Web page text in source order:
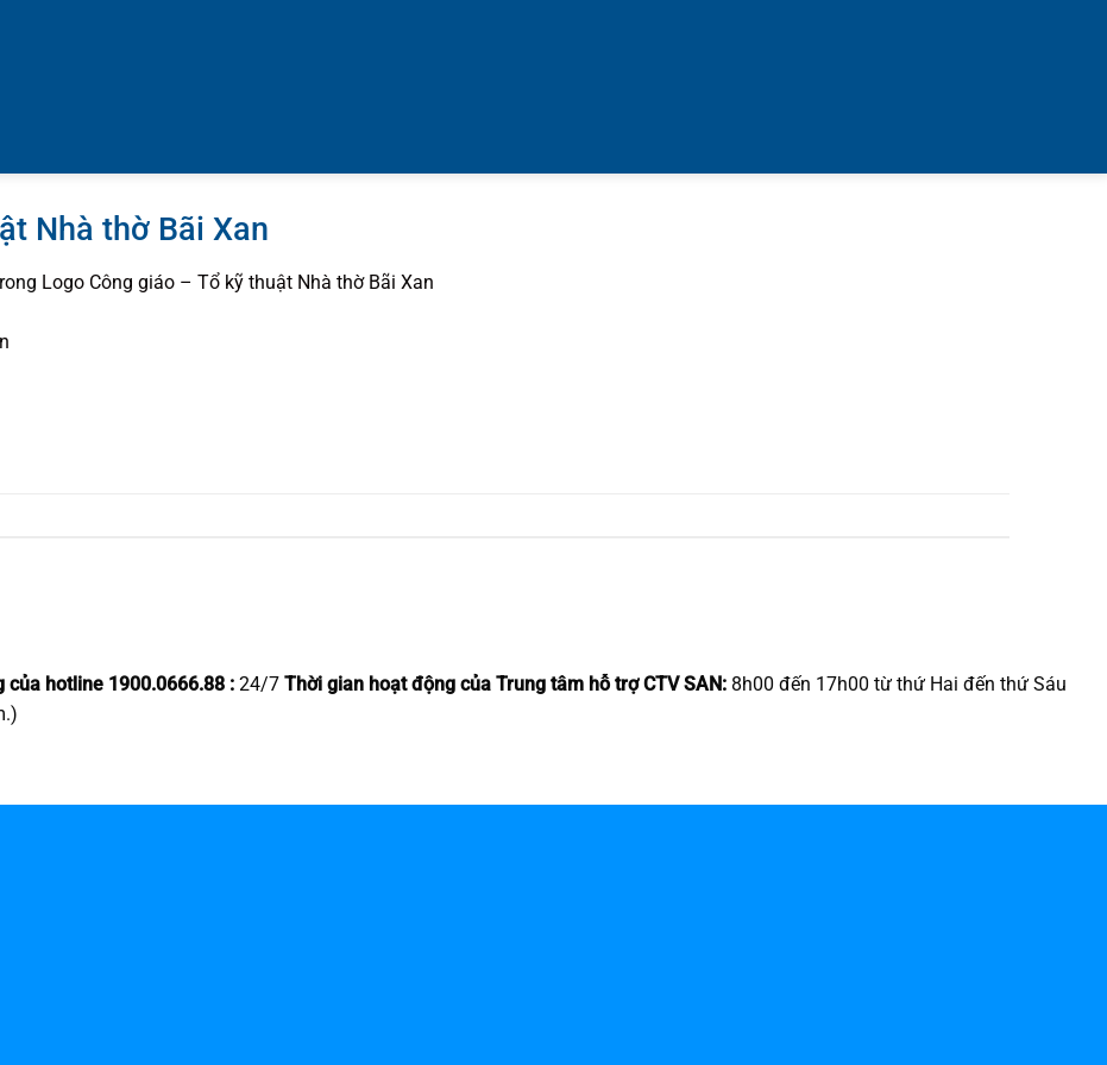
Nhà thờ Bãi Xan
Logo Công giáo – Tổ kỹ thuật Nhà thờ Bãi Xan
của hotline 1900.0666.88 : 24/7 Thời gian hoạt động của Trung tâm hỗ trợ CTV SAN: 8h00 đến 17h00 từ thứ Hai đến thứ Sáu